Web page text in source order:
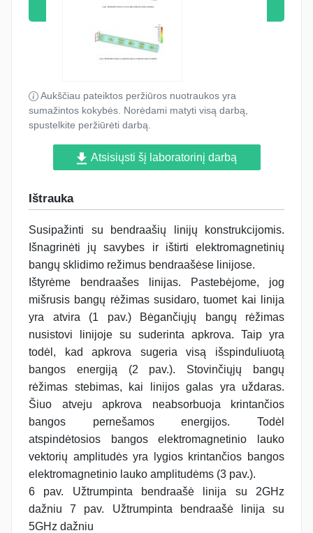
Aukščiau pateiktos peržiūros nuotraukos yra
sumažintos kokybės. Norėdami matyti visą darbą,
spustelkite peržiūrėti darbą.
Atsisiųsti šį laboratorinį darbą
Ištrauka
Susipažinti su bendraašių linijų konstrukcijomis.
Išnagrinėti jų savybes ir ištirti elektromagnetinių
bangų sklidimo režimus bendraašėse linijose.
Ištyrėme bendraašes linijas. Pastebėjome, jog
mišrusis bangų rėžimas susidaro, tuomet kai linija
yra atvira (1 pav.) Bėgančiųjų bangų rėžimas
nusistovi linijoje su suderinta apkrova. Taip yra
todėl, kad apkrova sugeria visą išspinduliuotą
bangos energiją (2 pav.). Stovinčiųjų bangų
rėžimas stebimas, kai linijos galas yra uždaras.
Šiuo atveju apkrova neabsorbuoja krintančios
bangos pernešamos energijos. Todėl
atspindėtosios bangos elektromagnetinio lauko
vektorių amplitudės yra lygios krintančios bangos
elektromagnetinio lauko amplitudėms (3 pav.).
6 pav. Užtrumpinta bendraašė linija su 2GHz
dažniu 7 pav. Užtrumpinta bendraašė linija su
5GHz dažniu